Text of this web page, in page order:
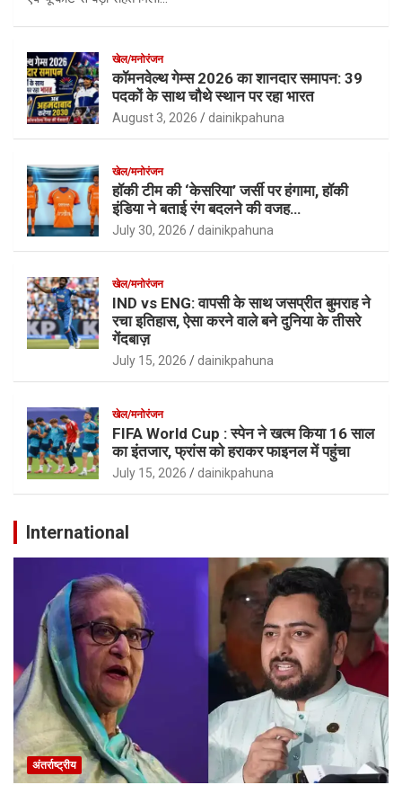
खेल/मनोरंजन
कॉमनवेल्थ गेम्स 2026 का शानदार समापन: 39
पदकों के साथ चौथे स्थान पर रहा भारत
August 3, 2026 dainikpahuna
खेल/मनोरंजन
हॉकी टीम की ‘केसरिया’ जर्सी पर हंगामा, हॉकी
इंडिया ने बताई रंग बदलने की वजह…
July 30, 2026 dainikpahuna
खेल/मनोरंजन
IND vs ENG: वापसी के साथ जसप्रीत बुमराह ने
रचा इतिहास, ऐसा करने वाले बने दुनिया के तीसरे
गेंदबाज़
July 15, 2026 dainikpahuna
खेल/मनोरंजन
FIFA World Cup : स्पेन ने खत्म किया 16 साल
का इंतजार, फ्रांस को हराकर फाइनल में पहुंचा
July 15, 2026 dainikpahuna
International
अंतर्राष्ट्रीय